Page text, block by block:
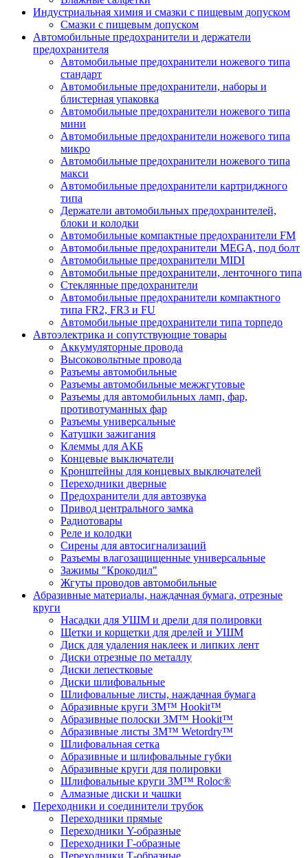
Индустриальная химия и смазки с пищевым допуском
Смазки с пищевым допуском
Автомобильные предохранители и держатели
предохранителя
Автомобильные предохранители ножевого типа
стандарт
Автомобильные предохранители, наборы и
блистерная упаковка
Автомобильные предохранители ножевого типа
мини
Автомобильные предохранители ножевого типа
микро
Автомобильные предохранители ножевого типа
макси
Автомобильные предохранители картриджного
типа
Держатели автомобильных предохранителей,
блоки и колодки
Автомобильные компактные предохранители FM
Автомобильные предохранители MEGA, под болт
Автомобильные предохранители MIDI
Автомобильные предохранители, ленточного типа
Стеклянные предохранители
Автомобильные предохранители компактного
типа FR2, FR3 и FU
Автомобильные предохранители типа торпедо
Автоэлектрика и сопутствующие товары
Аккумуляторные провода
Высоковольтные провода
Разъемы автомобильные
Разъемы автомобильные межжгутовые
Разъемы для автомобильных ламп, фар,
противотуманных фар
Разъемы универсальные
Катушки зажигания
Клеммы для АКБ
Концевые выключатели
Кронштейны для концевых выключателей
Переходники дверные
Предохранители для автозвука
Привод центрального замка
Радиотовары
Реле и колодки
Сирены для автосигнализаций
Разъемы влагозащищенные универсальные
Зажимы "Крокодил"
Жгуты проводов автомобильные
Абразивные материалы, наждачная бумага, отрезные
круги
Насадки для УШМ и дрели для полировки
Щетки и корщетки для дрелей и УШМ
Диск для удаления наклеек и липких лент
Диски отрезные по металлу
Диски лепестковые
Диски шлифовальные
Шлифовальные листы, наждачная бумага
Абразивные круги 3M™ Hookit™
Абразивные полоски 3M™ Hookit™
Абразивные листы 3M™ Wetordry™
Шлифовальная сетка
Абразивные и шлифовальные губки
Абразивные круги для полировки
Шлифовальные круги 3M™ Roloc®
Алмазные диски и чашки
Переходники и соединители трубок
Переходники прямые
Переходники Y-образные
Переходники Г-образные
Переходники Т-образные